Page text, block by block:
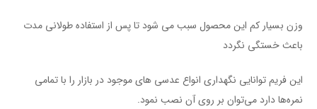
وزن بسیار کم این محصول سبب می شود تا پس از استفاده طولانی مدت
باعث خستگی نگردد
این فریم توانایی نگهداری انواع عدسی های موجود در بازار را با تمامی
نمره‌ها دارد می‌توان بر روی آن نصب نمود.